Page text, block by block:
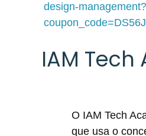
design-management?
IAM
O IAM Tech
que usa o